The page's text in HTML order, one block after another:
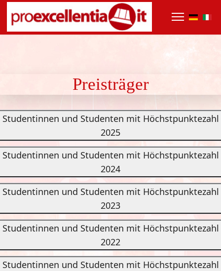
Preisträger
Studentinnen und Studenten mit Höchstpunktezahl
2025
Studentinnen und Studenten mit Höchstpunktezahl
2024
Studentinnen und Studenten mit Höchstpunktezahl
2023
Studentinnen und Studenten mit Höchstpunktezahl
2022
Studentinnen und Studenten mit Höchstpunktezahl